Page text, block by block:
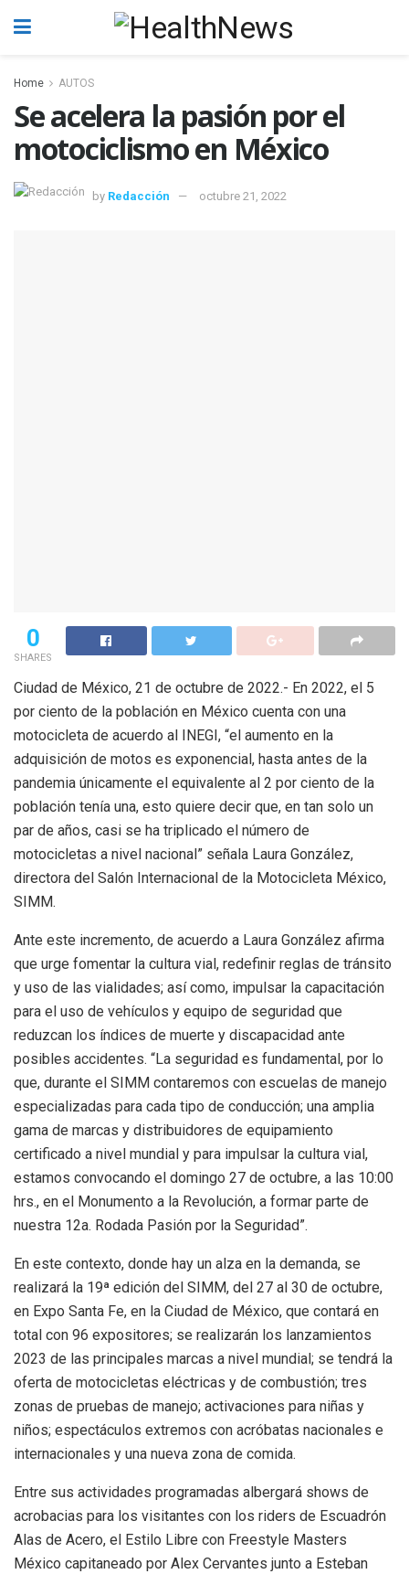
Home AUTOS
Se acelera la pasión por el
motociclismo en México
by Redacción octubre 21, 2022
0
SHARES
Ciudad de México, 21 de octubre de 2022.- En 2022, el 5
por ciento de la población en México cuenta con una
motocicleta de acuerdo al INEGI, “el aumento en la
adquisición de motos es exponencial, hasta antes de la
pandemia únicamente el equivalente al 2 por ciento de la
población tenía una, esto quiere decir que, en tan solo un
par de años, casi se ha triplicado el número de
motocicletas a nivel nacional” señala Laura González,
directora del Salón Internacional de la Motocicleta México,
SIMM.
Ante este incremento, de acuerdo a Laura González afirma
que urge fomentar la cultura vial, redefinir reglas de tránsito
y uso de las vialidades; así como, impulsar la capacitación
para el uso de vehículos y equipo de seguridad que
reduzcan los índices de muerte y discapacidad ante
posibles accidentes. “La seguridad es fundamental, por lo
que, durante el SIMM contaremos con escuelas de manejo
especializadas para cada tipo de conducción; una amplia
gama de marcas y distribuidores de equipamiento
certificado a nivel mundial y para impulsar la cultura vial,
estamos convocando el domingo 27 de octubre, a las 10:00
hrs., en el Monumento a la Revolución, a formar parte de
nuestra 12a. Rodada Pasión por la Seguridad”.
En este contexto, donde hay un alza en la demanda, se
realizará la 19ª edición del SIMM, del 27 al 30 de octubre,
en Expo Santa Fe, en la Ciudad de México, que contará en
total con 96 expositores; se realizarán los lanzamientos
2023 de las principales marcas a nivel mundial; se tendrá la
oferta de motocicletas eléctricas y de combustión; tres
zonas de pruebas de manejo; activaciones para niñas y
niños; espectáculos extremos con acróbatas nacionales e
internacionales y una nueva zona de comida.
Entre sus actividades programadas albergará shows de
acrobacias para los visitantes con los riders de Escuadrón
Alas de Acero, el Estilo Libre con Freestyle Masters
México capitaneado por Alex Cervantes junto a Esteban